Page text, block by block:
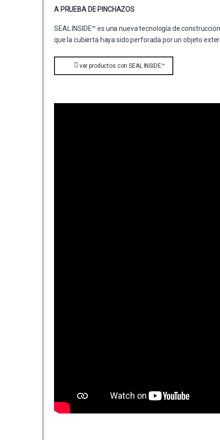
A PRUEBA DE PINCHAZOS
SEAL INSIDE™ es una nueva tecnología de
que la cubierta haya sido perforada por un objeto
ver productos con SEAL INSIDE™